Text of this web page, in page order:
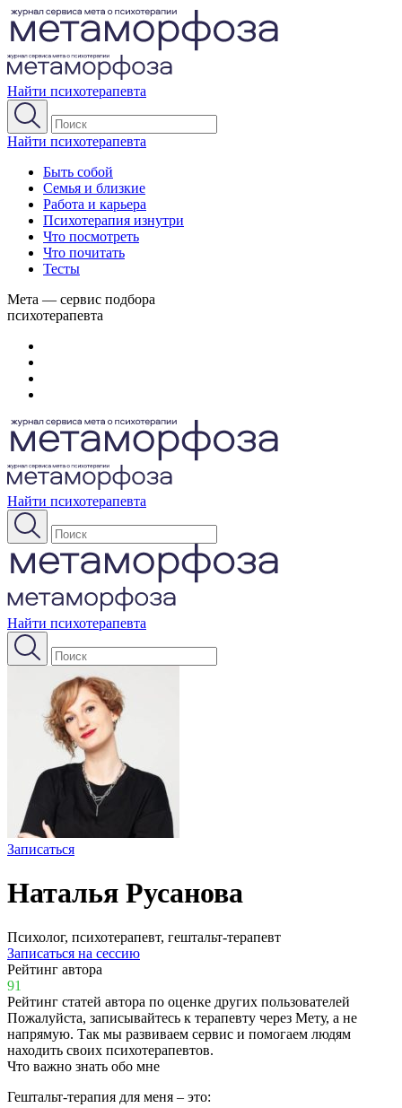
Найти психотерапевта
Найти психотерапевта
Быть собой
Семья и близкие
Работа и карьера
Психотерапия изнутри
Что посмотреть
Что почитать
Тесты
Мета — сервис подбора
психотерапевта
Найти психотерапевта
Найти психотерапевта
Записаться
Наталья Русанова
Психолог, психотерапевт, гештальт-терапевт
Записаться на сессию
Рейтинг автора
91
Рейтинг статей автора по оценке других пользователей
Пожалуйста, записывайтесь к терапевту через Мету, а не
напрямую. Так мы развиваем сервис и помогаем людям
находить своих психотерапевтов.
Что важно знать обо мне
Гештальт-терапия для меня – это: